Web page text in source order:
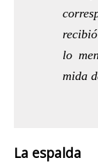
lo
mida
La espalda